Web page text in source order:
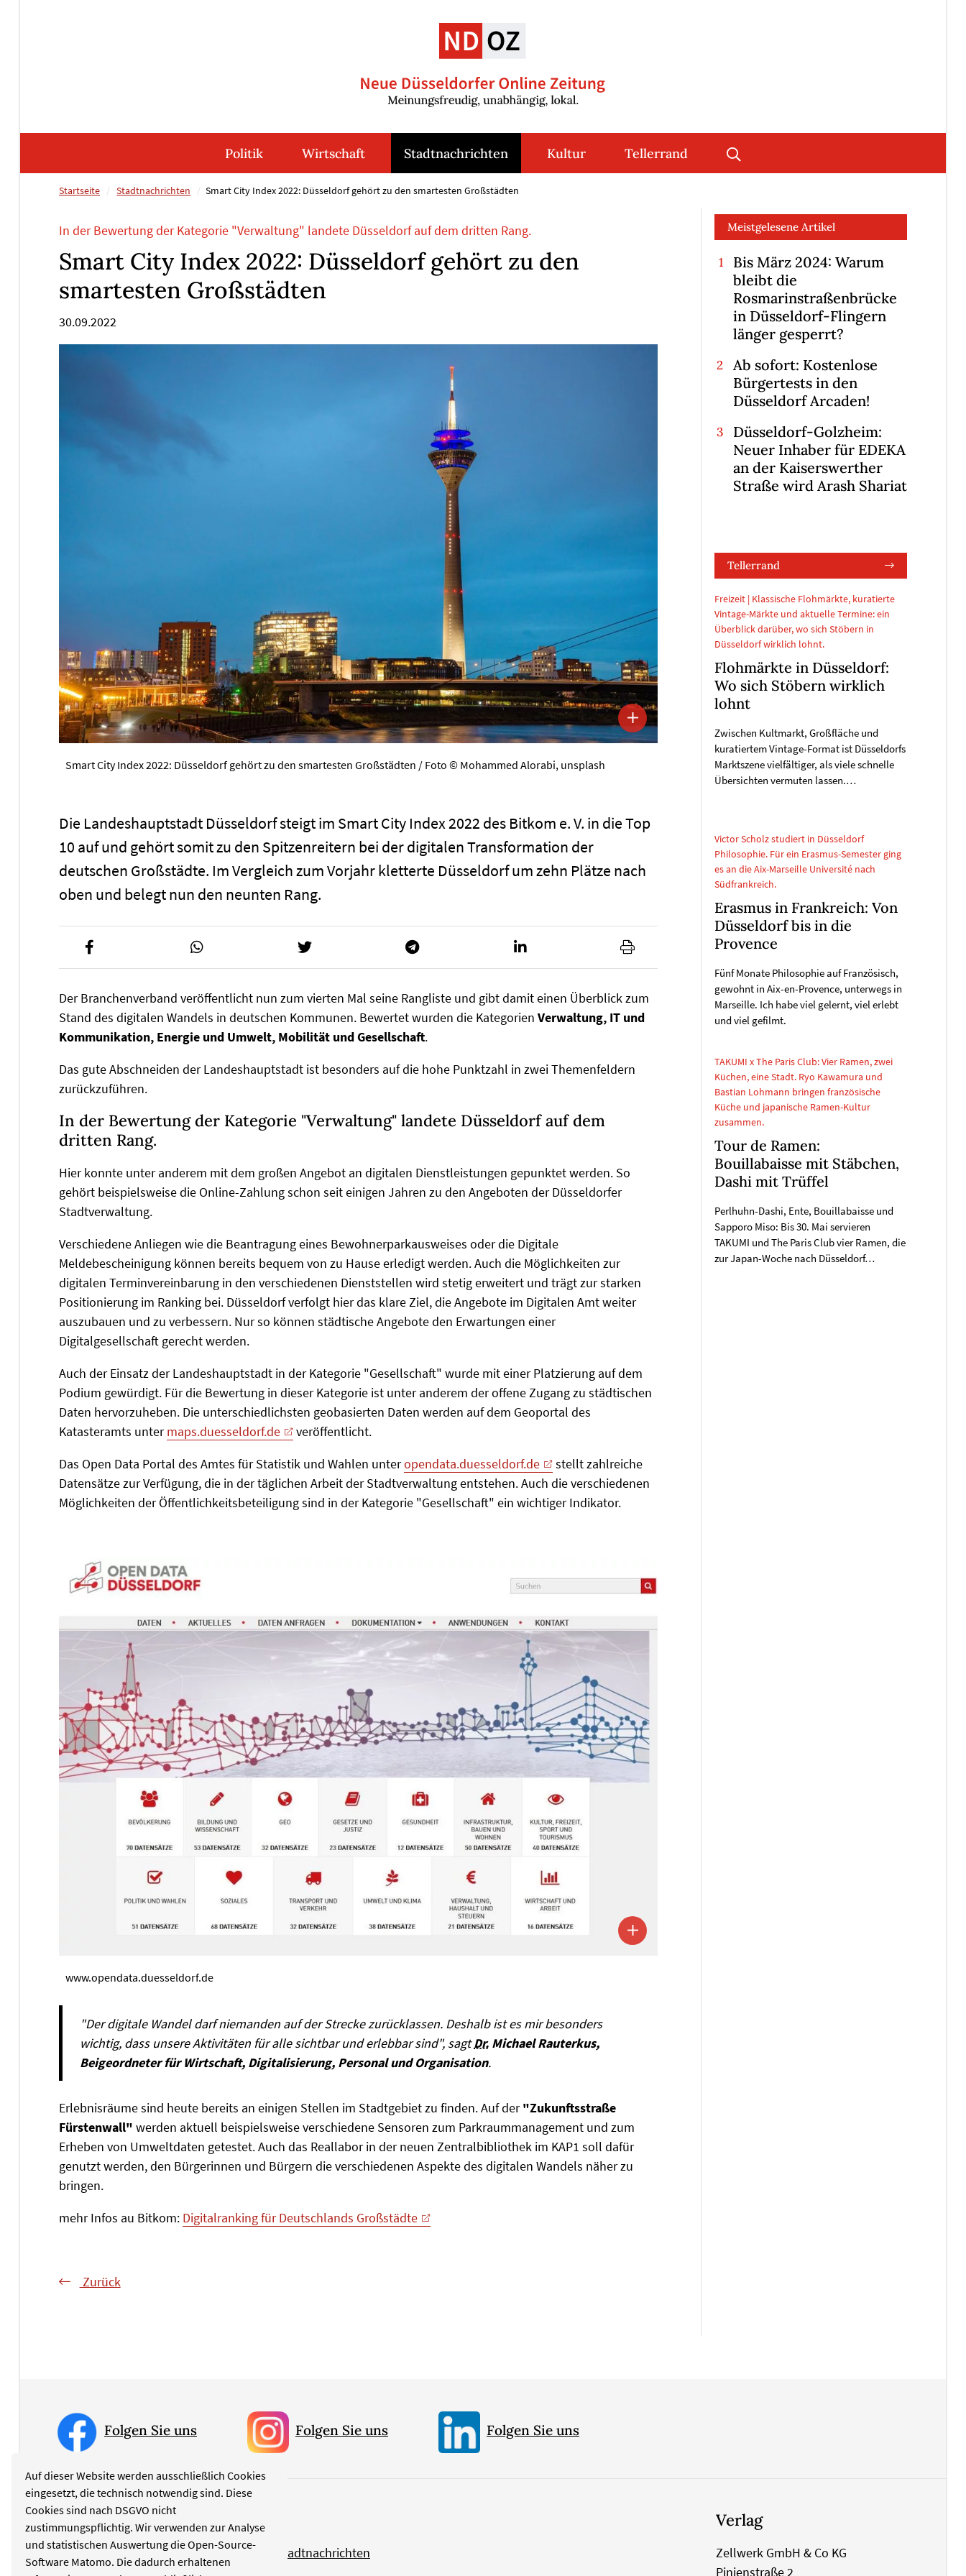
Auf dieser Website werden ausschließlich Cookies
eingesetzt, die technisch notwendig sind. Diese
Cookies sind nach DSGVO nicht
zustimmungspflichtig. Wir verwenden zur Analyse
und statistischen Auswertung die Open-Source-
Software Matomo. Die dadurch erhaltenen
Politik Wirtschaft Stadtnachrichten Kultur Tellerrand
Startseite Stadtnachrichten Smart City Index 2022: Düsseldorf gehört zu den smartesten Großstädten
In der Bewertung der Kategorie "Verwaltung" landete Düsseldorf auf dem dritten Rang.
Smart City Index 2022: Düsseldorf gehört zu den
smartesten Großstädten
30.09.2022
Smart City Index 2022: Düsseldorf gehört zu den smartesten Großstädten / Foto © Mohammed Alorabi, unsplash
Die Landeshauptstadt Düsseldorf steigt im Smart City Index 2022 des Bitkom e. V. in die Top
10 auf und gehört somit zu den Spitzenreitern bei der digitalen Transformation der
deutschen Großstädte. Im Vergleich zum Vorjahr kletterte Düsseldorf um zehn Plätze nach
oben und belegt nun den neunten Rang.
Der Branchenverband veröffentlicht nun zum vierten Mal seine Rangliste und gibt damit einen Überblick zum
Stand des digitalen Wandels in deutschen Kommunen. Bewertet wurden die Kategorien Verwaltung, IT und
Kommunikation, Energie und Umwelt, Mobilität und Gesellschaft.
Das gute Abschneiden der Landeshauptstadt ist besonders auf die hohe Punktzahl in zwei Themenfeldern
zurückzuführen.
In der Bewertung der Kategorie "Verwaltung" landete Düsseldorf auf dem
dritten Rang.
Hier konnte unter anderem mit dem großen Angebot an digitalen Dienstleistungen gepunktet werden. So
gehört beispielsweise die Online-Zahlung schon seit einigen Jahren zu den Angeboten der Düsseldorfer
Stadtverwaltung.
Verschiedene Anliegen wie die Beantragung eines Bewohnerparkausweises oder die Digitale
Meldebescheinigung können bereits bequem von zu Hause erledigt werden. Auch die Möglichkeiten zur
digitalen Terminvereinbarung in den verschiedenen Dienststellen wird stetig erweitert und trägt zur starken
Positionierung im Ranking bei. Düsseldorf verfolgt hier das klare Ziel, die Angebote im Digitalen Amt weiter
auszubauen und zu verbessern. Nur so können städtische Angebote den Erwartungen einer
Digitalgesellschaft gerecht werden.
Auch der Einsatz der Landeshauptstadt in der Kategorie "Gesellschaft" wurde mit einer Platzierung auf dem
Podium gewürdigt. Für die Bewertung in dieser Kategorie ist unter anderem der offene Zugang zu städtischen
Daten hervorzuheben. Die unterschiedlichsten geobasierten Daten werden auf dem Geoportal des
Katasteramts untermaps.duesseldorf.de
veröffentlicht.
Das Open Data Portal des Amtes für Statistik und Wahlen unteropendata.duesseldorf.de
stellt zahlreiche
Datensätze zur Verfügung, die in der täglichen Arbeit der Stadtverwaltung entstehen. Auch die verschiedenen
Möglichkeiten der Öffentlichkeitsbeteiligung sind in der Kategorie "Gesellschaft" ein wichtiger Indikator.
www.opendata.duesseldorf.de
"Der digitale Wandel darf niemanden auf der Strecke zurücklassen. Deshalb ist es mir besonders
wichtig, dass unsere Aktivitäten für alle sichtbar und erlebbar sind", sagtDr. Michael Rauterkus,
Beigeordneter für Wirtschaft, Digitalisierung, Personal und Organisation.
Erlebnisräume sind heute bereits an einigen Stellen im Stadtgebiet zu finden. Auf der"Zukunftsstraße
Fürstenwall" werden aktuell beispielsweise verschiedene Sensoren zum Parkraummanagement und zum
Erheben von Umweltdaten getestet. Auch das Reallabor in der neuen Zentralbibliothek im KAP1 soll dafür
genutzt werden, den Bürgerinnen und Bürgern die verschiedenen Aspekte des digitalen Wandels näher zu
bringen.
mehr Infos au Bitkom: Digitalranking für Deutschlands Großstädte
Zurück
Meistgelesene Artikel
Bis März 2024: Warum
bleibt die
Rosmarinstraßenbrücke
in Düsseldorf-Flingern
länger gesperrt?
Ab sofort: Kostenlose
Bürgertests in den
Düsseldorf Arcaden!
Düsseldorf-Golzheim:
Neuer Inhaber für EDEKA
an der Kaiserswerther
Straße wird Arash Shariat
Tellerrand
Freizeit | Klassische Flohmärkte, kuratierte
Vintage-Märkte und aktuelle Termine: ein
Überblick darüber, wo sich Stöbern in
Düsseldorf wirklich lohnt.
Flohmärkte in Düsseldorf:
Wo sich Stöbern wirklich
lohnt
Zwischen Kultmarkt, Großfläche und
kuratiertem Vintage-Format ist Düsseldorfs
Marktszene vielfältiger, als viele schnelle
Übersichten vermuten lassen.…
Victor Scholz studiert in Düsseldorf
Philosophie. Für ein Erasmus-Semester ging
es an die Aix-Marseille Université nach
Südfrankreich.
Erasmus in Frankreich: Von
Düsseldorf bis in die
Provence
Fünf Monate Philosophie auf Französisch,
gewohnt in Aix-en-Provence, unterwegs in
Marseille. Ich habe viel gelernt, viel erlebt
und viel gefilmt.
TAKUMI x The Paris Club: Vier Ramen, zwei
Küchen, eine Stadt. Ryo Kawamura und
Bastian Lohmann bringen französische
Küche und japanische Ramen-Kultur
zusammen.
Tour de Ramen:
Bouillabaisse mit Stäbchen,
Dashi mit Trüffel
Perlhuhn-Dashi, Ente, Bouillabaisse und
Sapporo Miso: Bis 30. Mai servieren
TAKUMI und The Paris Club vier Ramen, die
zur Japan-Woche nach Düsseldorf…
Folgen Sie uns Folgen Sie uns Folgen Sie uns
Rubriken
Politik Stadtnachrichten
Verlag
Zellwerk GmbH & Co KG
Pinienstraße 2